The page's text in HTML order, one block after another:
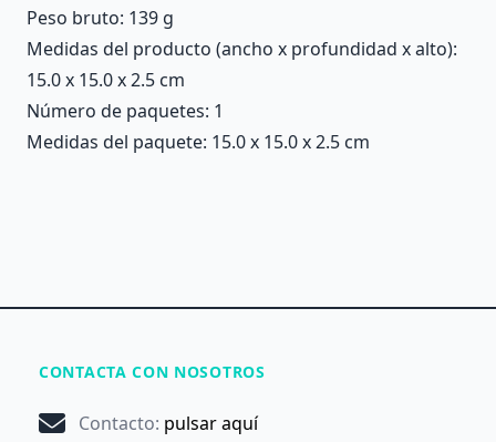
Peso bruto: 139 g
Medidas del producto (ancho x profundidad x alto):
15.0 x 15.0 x 2.5 cm
Número de paquetes: 1
Medidas del paquete: 15.0 x 15.0 x 2.5 cm
CONTACTA CON NOSOTROS
Contacto: pulsar aquí